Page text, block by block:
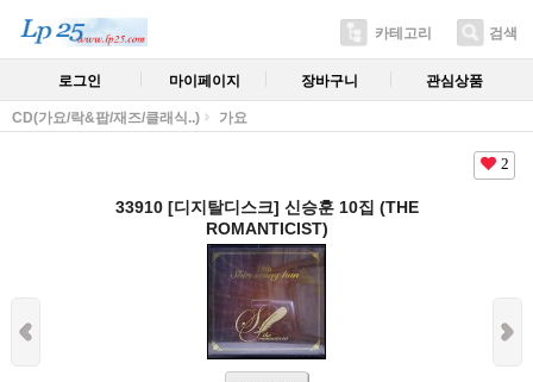
카테고리 검색
로그인 마이페이지 장바구니 관심상품
CD(가요/락&팝/재즈/클래식..) 가요
2
33910 [디지탈디스크] 신승훈 10집 (THE
ROMANTICIST)